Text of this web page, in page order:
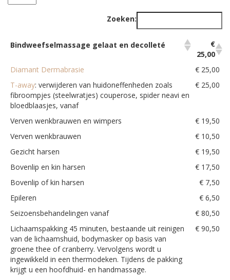
Zoeken:
Bindweefselmassage gelaat en decolleté
€
25,00
Diamant Dermabrasie
€ 25,00
T-away: verwijderen van huidoneffenheden zoals
fibroompjes (steelwratjes) couperose, spider neavi en
bloedblaasjes, vanaf
€ 25,00
Verven wenkbrauwen en wimpers
€ 19,50
Verven wenkbrauwen
€ 10,50
Gezicht harsen
€ 19,50
Bovenlip en kin harsen
€ 17,50
Bovenlip of kin harsen
€ 7,50
Epileren
€ 6,50
Seizoensbehandelingen vanaf
€ 80,50
Lichaamspakking 45 minuten, bestaande uit reinigen
van de lichaamshuid, bodymasker op basis van
groene thee of cranberry. Vervolgens wordt u
ingewikkeld in een thermodeken. Tijdens de pakking
krijgt u een hoofdhuid- en handmassage.
€ 90,50